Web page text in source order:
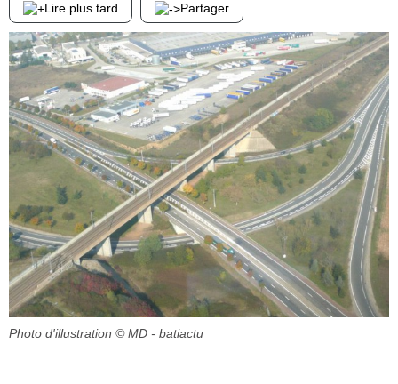
Lire plus tard Partager
Photo d'illustration © MD - batiactu